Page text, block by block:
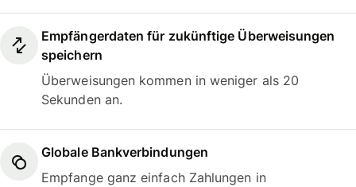
Empfängerdaten für zukünftige Überweisungen
speichern
Überweisungen kommen in weniger als 20
Sekunden an.
Globale Bankverbindungen
Empfange ganz einfach Zahlungen in